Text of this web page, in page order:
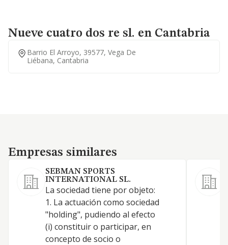
Nueve cuatro dos re sl. en Cantabria
Barrio El Arroyo, 39577, Vega De
Liébana, Cantabria
Empresas similares
Empresas similares
SEBMAN SPORTS
INTERNATIONAL SL.
La sociedad tiene por objeto:
1. La actuación como sociedad
"holding", pudiendo al efecto
(i) constituir o participar, en
concepto de socio o